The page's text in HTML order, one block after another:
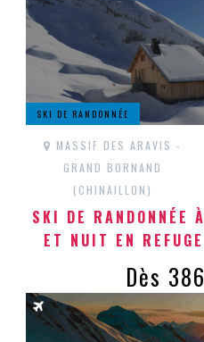
SKI DE RANDONNÉE
MASSIF DES ARAVIS -
GRAND BORNAND
(CHINAILLON)
SKI DE RANDONNÉE
ET NUIT EN
Dès